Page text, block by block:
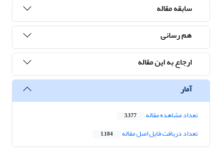
سابقه مقاله
هم رسانی
ارجاع به این مقاله
آمار
تعداد مشاهده مقاله 3,377
تعداد دریافت فایل اصل مقاله 1,184